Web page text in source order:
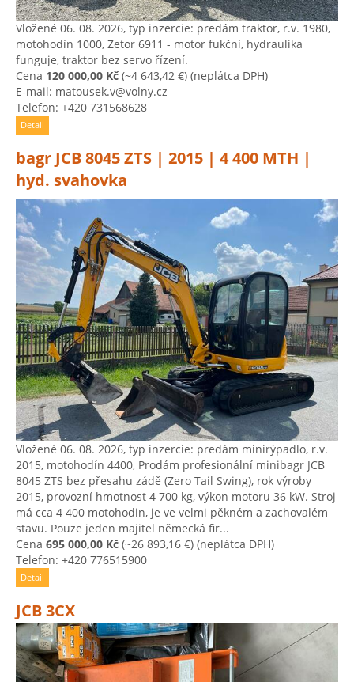
Vložené 06. 08. 2026, typ inzercie: predám traktor, r.v. 1980,
motohodín 1000, Zetor 6911 - motor fukční, hydraulika
funguje, traktor bez servo řízení.
Cena 120 000,00 Kč (~4 643,42 €) (neplátca DPH)
E-mail: matousek.v@volny.cz
Telefon: +420 731568628
Detail
bagr JCB 8045 ZTS | 2015 | 4 400 MTH |
hyd. svahovka
Vložené 06. 08. 2026, typ inzercie: predám minirýpadlo, r.v.
2015, motohodín 4400, Prodám profesionální minibagr JCB
8045 ZTS bez přesahu zádě (Zero Tail Swing), rok výroby
2015, provozní hmotnost 4 700 kg, výkon motoru 36 kW. Stroj
má cca 4 400 motohodin, je ve velmi pěkném a zachovalém
stavu. Pouze jeden majitel německá fir...
Cena 695 000,00 Kč (~26 893,16 €) (neplátca DPH)
Telefon: +420 776515900
Detail
JCB 3CX